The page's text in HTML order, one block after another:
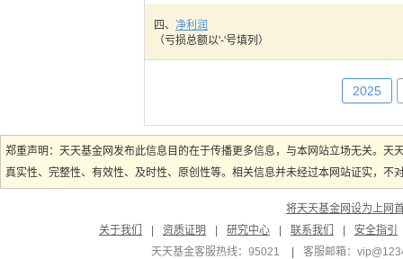
四、 净利润
（亏损总额以'-'号填列）
2025
郑重声明：天天基金网发布此信息目的在于传播更多信息，与本网站立场无关。
真实性、完整性、有效性、及时性、原创性等。相关信息并未经过本网站证实，
将天天基金网设为上网
关于我们
资质证明 研究中心 联系我们
安全指引
天天基金客服热线：95021
客服邮箱：